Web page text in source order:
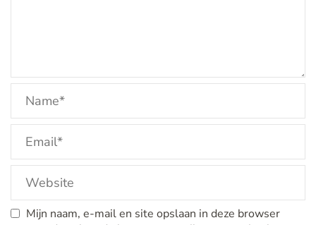
Mijn naam, e-mail en site opslaan in deze browser